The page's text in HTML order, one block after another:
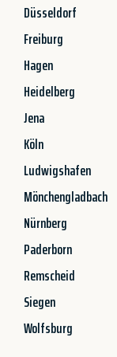
Düsseldorf
Freiburg
Hagen
Heidelberg
Jena
Köln
Ludwigshafen
Mönchengladbach
Nürnberg
Paderborn
Remscheid
Siegen
Wolfsburg